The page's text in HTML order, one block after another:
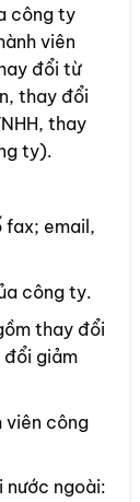
công ty
viên
đổi từ
thay đổi
thay
ty).
fax; email,
công ty.
thay đổi
giảm
viên công
nước ngoài: